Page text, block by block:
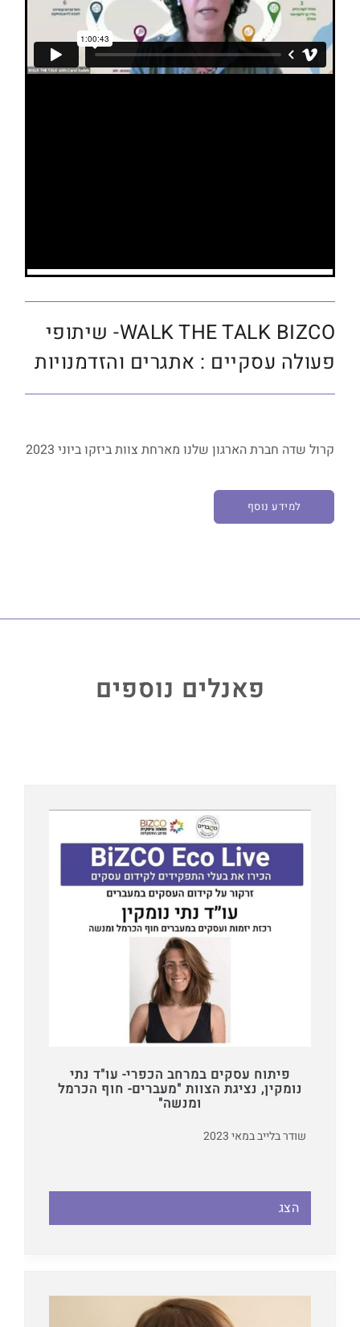
WALK THE TALK BIZCO- שיתופי
פעולה עסקיים : אתגרים והזדמנויות
קרול שדה חברת הארגון שלנו מארחת צוות ביזקו ביוני 2023
למידע נוסף
פאנלים נוספים
פיתוח עסקים במרחב הכפרי- עו"ד נתי
נומקין, נציגת הצוות "מעברים- חוף הכרמל
ומנשה"
שודר בלייב במאי 2023
הצג